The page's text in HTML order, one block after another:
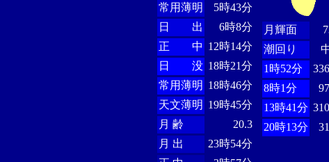
常用薄明
5時43分
日 出
6時8分
正 中 12時14分
日 没 18時21分
常用薄明 18時46分
天文薄明 19時45分
月 齢
20.3
月 出
23時54分
月輝面
潮回り
1時52分
8時1分
13時41分
20時13分